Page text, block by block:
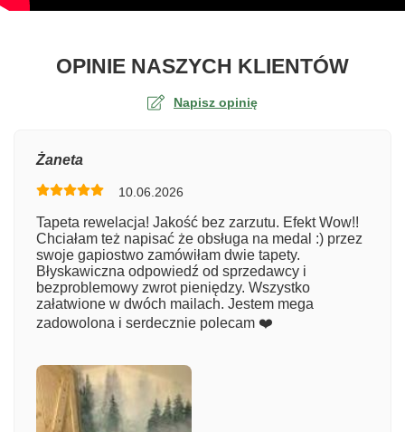
OPINIE NASZYCH KLIENTÓWO
Napisz opinię
Numer zamówienia
Imię
Żaneta
10.06.2026
Tapeta rewelacja! Jakość bez zarzutu. Efekt Wow!!
Chciałam też napisać że obsługa na medal :) przez
swoje gapiostwo zamówiłam dwie tapety.
Błyskawiczna odpowiedź od sprzedawcy i
bezproblemowy zwrot pieniędzy. Wszystko
załatwione w dwóch mailach. Jestem mega
zadowolona i serdecznie polecam ❤️